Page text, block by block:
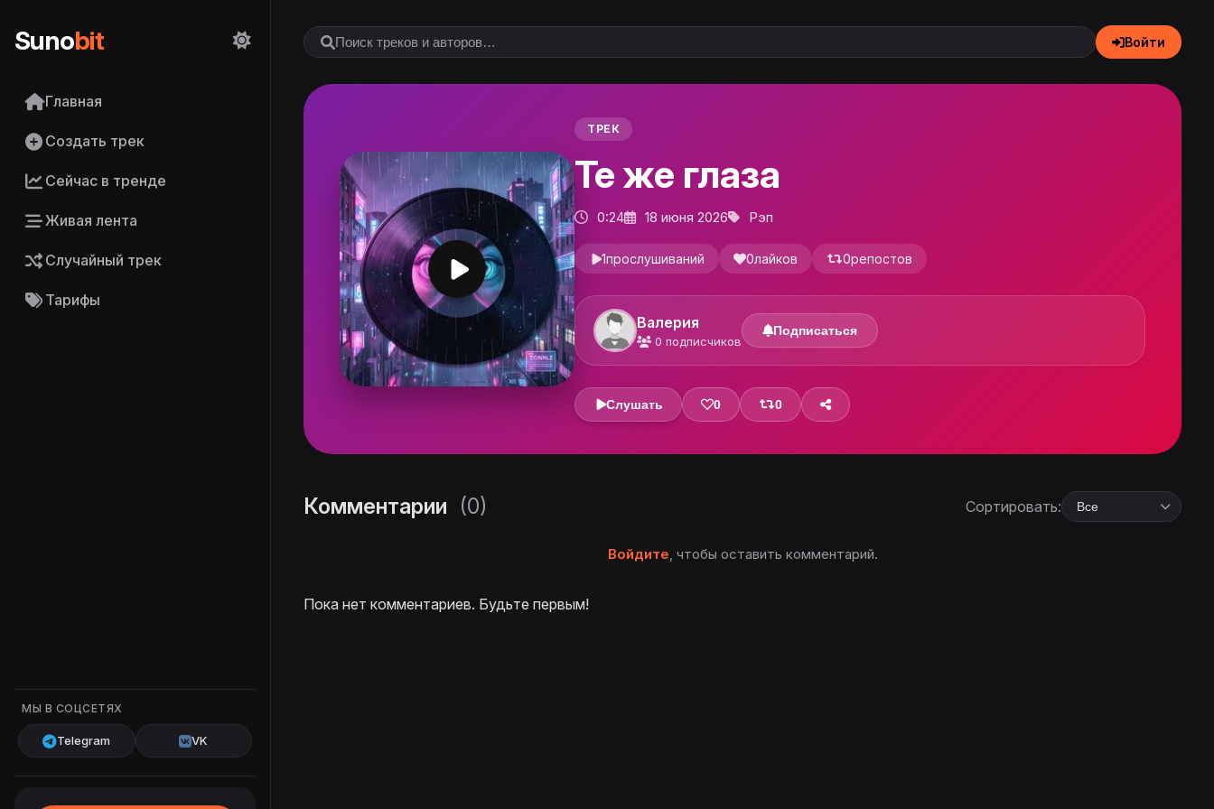
Sunobit
Главная
Создать трек
Сейчас в тренде
Живая лента
Случайный трек
Тарифы
МЫ В СОЦСЕТЯХ
Telegram VK
Войти
ТРЕК
Те же глаза
0:24 18 июня 2026 Рэп
1прослушиваний 0лайков 0репостов
Валерия
0 подписчиков
Подписаться
Слушать 0 0
Комментарии (0) Сортировать:
Войдите, чтобы оставить комментарий.
Пока нет комментариев. Будьте первым!